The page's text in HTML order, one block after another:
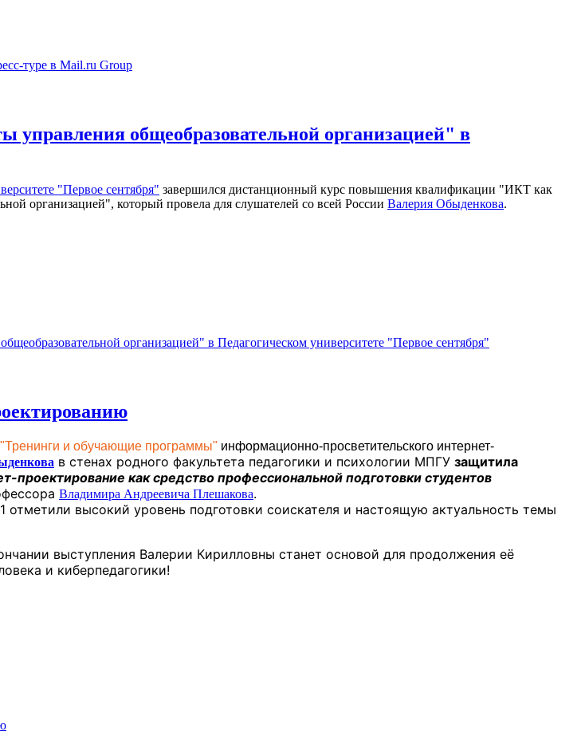
туре в Mail.ru Group
общеобразовательной организацией" в
"Первое сентября" завершился дистанционный курс повышения квалификации "ИКТ как
организацией", который провела для слушателей со всей России Валерия Обыденкова.
организацией" в Педагогическом университете "Первое сентября"
"Тренинги и обучающие программы" информационно-просветительского интернет-
в стенах родного факультета педагогики и психологии МПГУ защитила
проектирование как средство профессиональной подготовки студентов
Владимира Андреевича Плешакова.
отметили высокий уровень подготовки соискателя и настоящую актуальность темы
выступления Валерии Кирилловны станет основой для продолжения её
и киберпедагогики!